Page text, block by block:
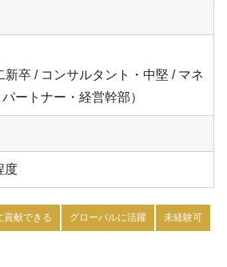
新卒 / コンサルタント・中堅 / マネ
ートナー・経営幹部）
度
貢献できる グローバルに活躍 未経験可